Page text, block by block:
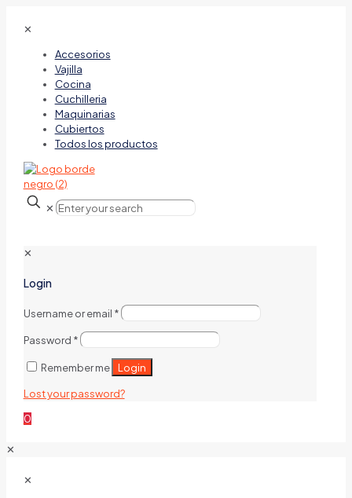
✕
Accesorios
Vajilla
Cocina
Cuchilleria
Maquinarias
Cubiertos
Todos los productos
✕
✕
Login
Username or email *
Password *
Remember me Login
Lost your password?
0
✕
✕